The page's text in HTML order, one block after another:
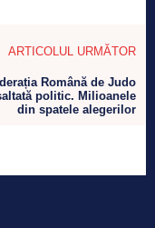
ARTICOLUL URMĂTOR
Română de Judo
politic. Milioanele
din spatele alegerilor